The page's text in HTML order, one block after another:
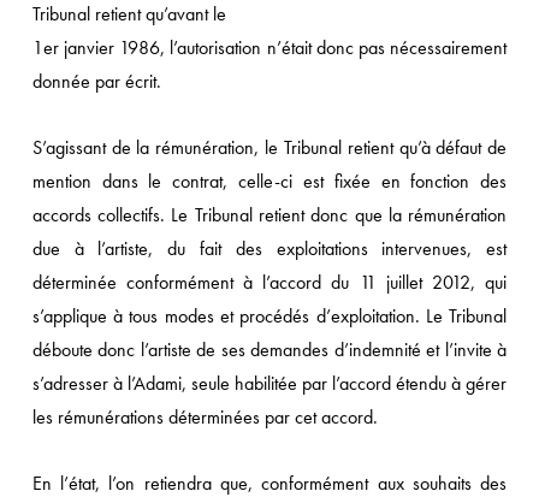
Tribunal retient qu’avant le
1er janvier 1986, l’autorisation n’était donc pas nécessairement
donnée par écrit.
S’agissant de la rémunération, le Tribunal retient qu’à défaut de
mention dans le contrat, celle-ci est fixée en fonction des
accords collectifs. Le Tribunal retient donc que la rémunération
due à l’artiste, du fait des exploitations intervenues, est
déterminée conformément à l’accord du 11 juillet 2012, qui
s’applique à tous modes et procédés d’exploitation. Le Tribunal
déboute donc l’artiste de ses demandes d’indemnité et l’invite à
s’adresser à l’Adami, seule habilitée par l’accord étendu à gérer
les rémunérations déterminées par cet accord.
En l’état, l’on retiendra que, conformément aux souhaits des